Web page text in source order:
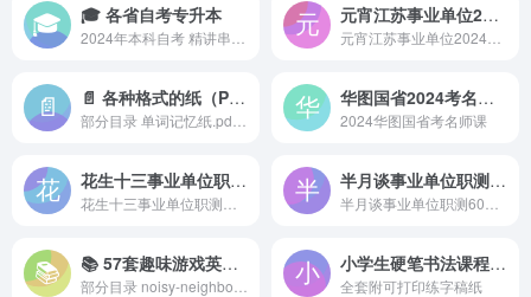
🎓 各省自考专升本 元宵江苏事业单位2024经济类
📄 各种格式的纸（PDF） 华图国省2024考名师课
2024华图国省考名师课
花生十三事业单位职测能力套题冲刺 半月谈事业单位职测60天计划
📚 57套趣味游戏英语教学PPT 小学生硬笔书法课程（123集全）
全套附可打印练字稿纸